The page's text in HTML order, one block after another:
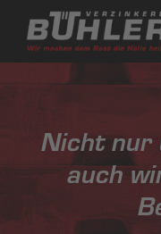
Nicht nur
auch